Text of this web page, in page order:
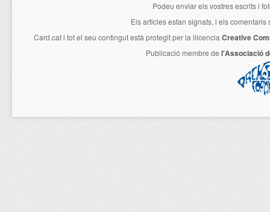
Podeu enviar els vostres escrits i
Els articles estan signats, i els
Card.cati tot el seu contingut està protegit per la llicenciaCreative
Publicació membre de l'Associació